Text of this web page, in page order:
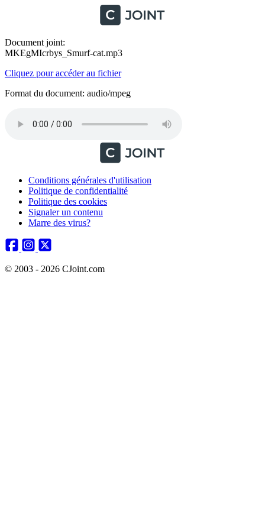
Document joint:
MKEgMIcrbys_Smurf-cat.mp3
Cliquez pour accéder au fichier
Format du document: audio/mpeg
Conditions générales d'utilisation
Politique de confidentialité
Politique des cookies
Signaler un contenu
Marre des virus?
© 2003 - 2026 CJoint.com